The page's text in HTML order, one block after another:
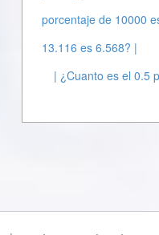
porcentaje de 10000
13.116 es 6.568? |
| ¿Cuanto es el 0.5